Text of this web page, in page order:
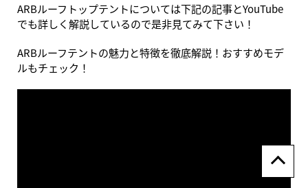
ARBルーフトップテントについては下記の記事とYouTube
でも詳しく解説しているので是非見てみて下さい！
ARBルーフテントの魅力と特徴を徹底解説！おすすめモデ
ルもチェック！